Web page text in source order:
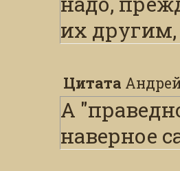
справы,
просто
их
Цитата
А
наверное